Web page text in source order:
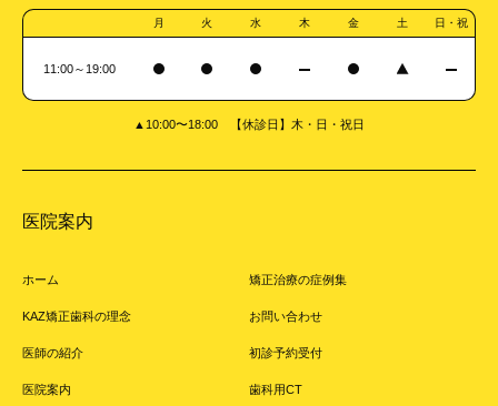
月 火 水 木 金 土 日・祝
11:00～19:00
▲10:00〜18:00 【休診日】木・日・祝日
医院案内
ホーム
KAZ矯正歯科の理念
医師の紹介
医院案内
矯正治療の症例集
お問い合わせ
初診予約受付
歯科用CT